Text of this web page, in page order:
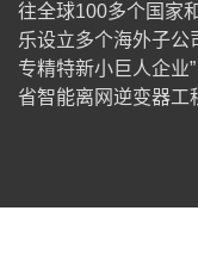
往全球100多个国家
乐设立多个海外子公
专精特新小巨人企业
省智能离网逆变器工